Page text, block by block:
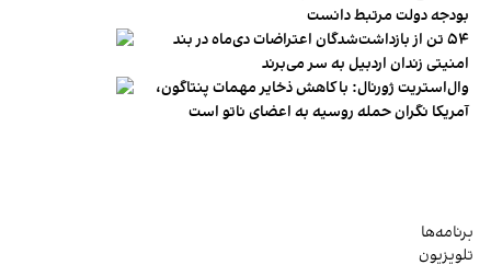
بودجه دولت مرتبط دانست
۵۴ تن از بازداشت‌شدگان اعتراضات دی‌ماه در بند
امنیتی زندان اردبیل به سر می‌برند
وال‌استریت ژورنال: با کاهش ذخایر مهمات پنتاگون،
آمریکا نگران حمله روسیه به اعضای ناتو‌ است
برنامه‌ها
تلویزیون